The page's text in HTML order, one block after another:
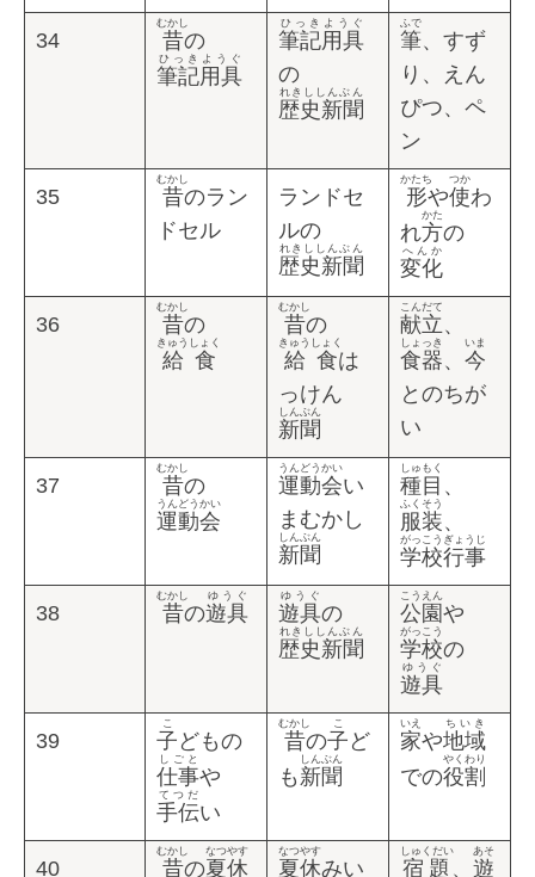
34 昔
むかし
の
筆記用具
ひっきようぐ
筆記用具
ひっきようぐ
の
歴史新聞
れきししんぶん
筆
ふで
、すず
り、えん
ぴつ、ペ
ン
35 昔
むかし
のラン
ドセル
ランドセ
ルの
歴史新聞
れきししんぶん
形
かたち
や使
つか
わ
れ方
かた
の
変化
へんか
36 昔
むかし
の
給食
きゅうしょく
昔
むかし
の
給食
きゅうしょく
は
っけん
新聞
しんぶん
献立
こんだて
、
食器
しょっき
、 今
いま
とのちが
い
37 昔
むかし
の
運動会
うんどうかい
運動会
うんどうかい
い
まむかし
新聞
しんぶん
種目
しゅもく
、
服装
ふくそう
、
学校行事
がっこうぎょうじ
38 昔
むかし
の遊具
ゆうぐ
遊具
ゆうぐ
の
歴史新聞
れきししんぶん
公園
こうえん
や
学校
がっこう
の
遊具
ゆうぐ
39 子
こ
どもの
仕事
しごと
や
手伝
てつだ
い
昔
むかし
の子
こ
ど
も 新聞
しんぶん
家
いえ
や地域
ちいき
での役割
やくわり
40 昔
むかし
の夏休
なつやす
夏休
なつやす
みい 宿題
しゅくだい
、 遊
あそ